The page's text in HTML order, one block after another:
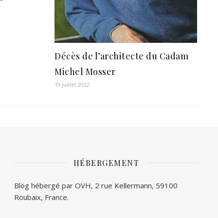
Décès de l’architecte du Cadam
Michel Mosser
19 juillet 2022
HÉBERGEMENT
Blog hébergé par OVH, 2 rue Kellermann, 59100
Roubaix, France.